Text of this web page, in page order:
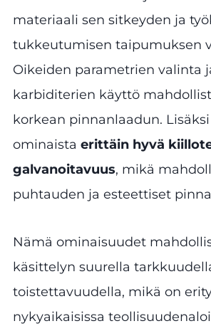
materiaali sen sitkeyden ja
tukkeutumisen taipumuksen
Oikeiden parametrien valinta
karbiditerien käyttö
korkean pinnanlaadun.
ominaista erittäin hyvä
galvanoitavuus, mikä
puhtauden ja esteettiset
Nämä ominaisuudet
käsittelyn suurella
toistettavuudella, mikä on
nykyaikaisissa